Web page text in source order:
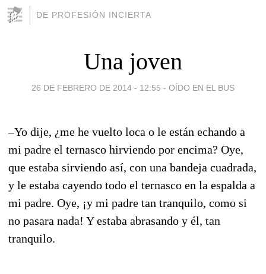
DE PROFESIÓN INCIERTA
Una joven
26 DE FEBRERO DE 2014 - 12:55 - OÍDO EN EL BUS
–Yo dije, ¿me he vuelto loca o le están echando a
mi padre el ternasco hirviendo por encima? Oye,
que estaba sirviendo así, con una bandeja cuadrada,
y le estaba cayendo todo el ternasco en la espalda a
mi padre. Oye, ¡y mi padre tan tranquilo, como si
no pasara nada! Y estaba abrasando y él, tan
tranquilo.